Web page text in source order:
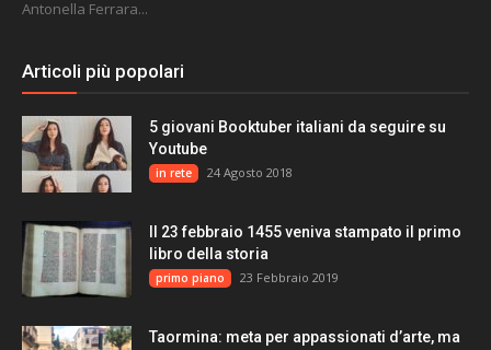
Antonella Ferrara...
Articoli più popolari
5 giovani Booktuber italiani da seguire su
Youtube
in rete 24 Agosto 2018
Il 23 febbraio 1455 veniva stampato il primo
libro della storia
primo piano 23 Febbraio 2019
Taormina: meta per appassionati d’arte, ma